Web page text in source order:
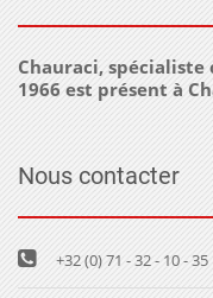
Chauraci,
1966 est présent à
Nous contacter
+32 (0) 71 - 32 - 10 - 35